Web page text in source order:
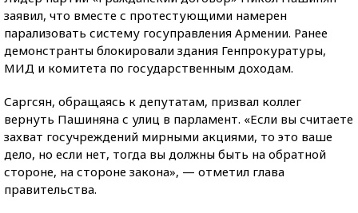
заявил, что вместе с протестующими намерен
парализовать систему госуправления Армении. Ранее
демонстранты блокировали здания Генпрокуратуры,
МИД и комитета по государственным доходам.
Саргсян, обращаясь к депутатам, призвал коллег
вернуть Пашиняна с улиц в парламент. «Если вы считаете
захват госучреждений мирными акциями, то это ваше
дело, но если нет, тогда вы должны быть на обратной
стороне, на стороне закона», — отметил глава
правительства.